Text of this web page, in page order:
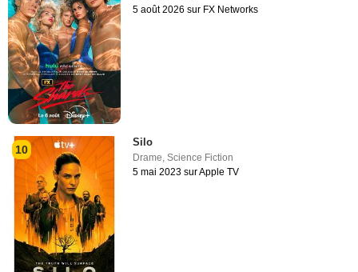
5 août 2026 sur FX Networks
10
Silo
Drame,Science Fiction
5 mai 2023 sur Apple TV